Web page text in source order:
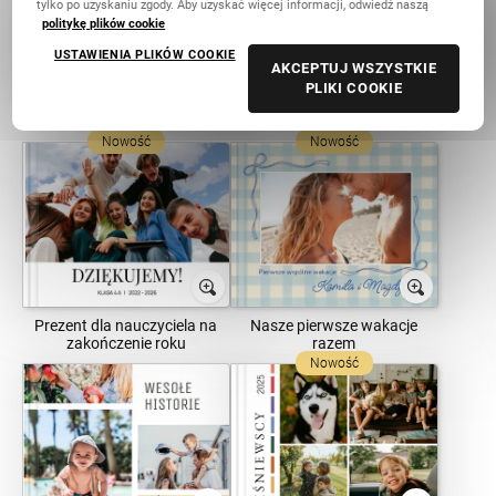
Sesja ciążowa
Nowość
Prezent dla nauczyciela na
zakończenie roku
Nowość
Nasze pierwsze wakacje
razem
Nowość
tylko po uzyskaniu zgody. Aby uzyskać więcej informacji, odwiedź naszą
politykę plików cookie
USTAWIENIA PLIKÓW COOKIE
AKCEPTUJ WSZYSTKIE
PLIKI COOKIE